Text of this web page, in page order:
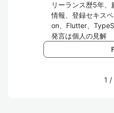
リーランス歴5年
情報、登録セキス
on、Flutter、
発言は個人の見解
1 /